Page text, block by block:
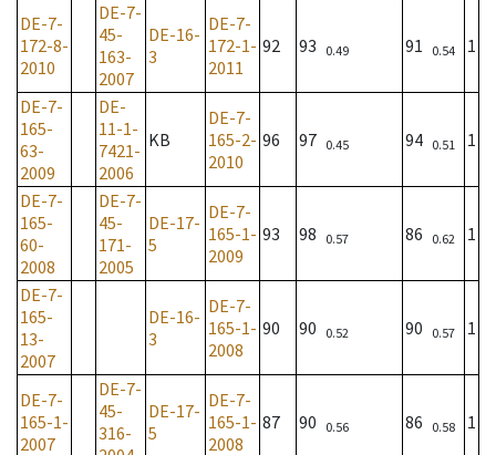
DE-7-
172-8-
2010
DE-7-
45-
163-
2007
DE-16-
3
DE-7-
172-1-
2011
92 93 0.49 91 0.54 1
DE-7-
165-
63-
2009
DE-
11-1-
7421-
2006
KB
DE-7-
165-2-
2010
96 97 0.45 94 0.51 1
DE-7-
165-
60-
2008
DE-7-
45-
171-
2005
DE-17-
5
DE-7-
165-1-
2009
93 98 0.57 86 0.62 1
DE-7-
165-
13-
2007
DE-16-
3
DE-7-
165-1-
2008
90 90 0.52 90 0.57 1
DE-7-
165-1-
2007
DE-7-
45-
316-
DE-17-
5
DE-7-
165-1-
2008
87 90 0.56 86 0.58 1